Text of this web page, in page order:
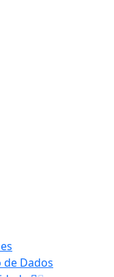
de Dados